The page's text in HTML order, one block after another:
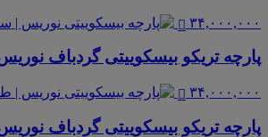
۳۴,۰۰۰,۰۰۰
پارچه تریکو بیسکوییتی گردباف
۳۴,۰۰۰,۰۰۰
پارچه تریکو بیسکوییتی گردباف